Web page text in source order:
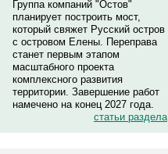
Группа компаний "Остов"
планирует построить мост,
который свяжет Русский остров
с островом Елены. Переправа
станет первым этапом
масштабного проекта
комплексного развития
территории. Завершение работ
намечено на конец 2027 года.
статьи раздела